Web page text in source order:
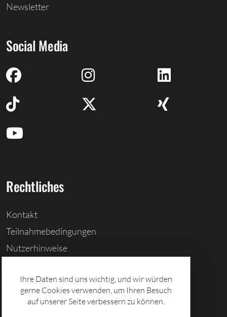
Newsletter
Social Media
Rechtliches
Kontakt
Teilnahmebedingungen
Nutzerhinweise
Cookies löschen
Datenschutz
Ihre Daten sind uns wichtig, und wir würden
gerne Cookies verwenden, um Ihren Besuch
auf unserer Seite verbessern zu können.